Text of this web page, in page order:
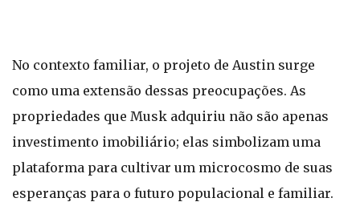
No contexto familiar, o projeto de Austin surge
como uma extensão dessas preocupações. As
propriedades que Musk adquiriu não são apenas
investimento imobiliário; elas simbolizam uma
plataforma para cultivar um microcosmo de suas
esperanças para o futuro populacional e familiar.